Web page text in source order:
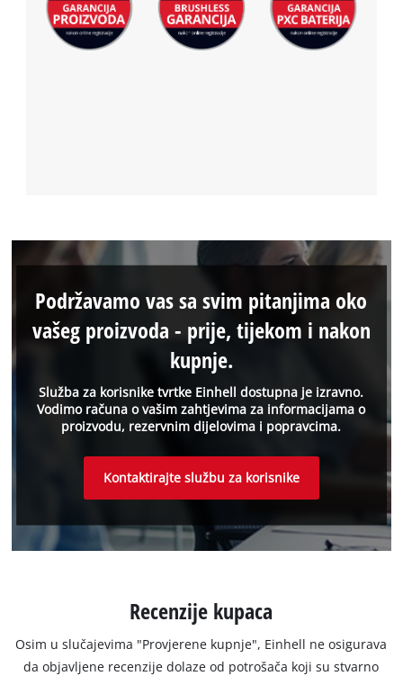
Služba za korisnike tvrtke Einhell dostupna je izravno.
Vodimo računa o vašim zahtjevima za informacijama o
proizvodu, rezervnim dijelovima i popravcima.
Podržavamo vas sa svim pitanjima oko
vašeg proizvoda - prije, tijekom i nakon
kupnje.
Kontaktirajte službu za korisnike
Recenzije kupaca
Osim u slučajevima "Provjerene kupnje", Einhell ne osigurava
da objavljene recenzije dolaze od potrošača koji su stvarno